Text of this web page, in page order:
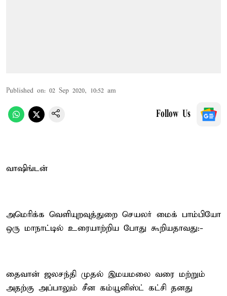
Published on: 02 Sep 2020, 10:52 am
Follow Us
வாஷிங்டன்
அமெரிக்க வெளியுறவுத்துறை செயலர் மைக் பாம்பியோ
ஒரு மாநாட்டில் உரையாற்றிய போது கூறியதாவது:-
தைவான் ஜலசந்தி முதல் இமயமலை வரை மற்றும்
அதற்கு அப்பாலும் சீன கம்யூனிஸ்ட் கட்சி தனது